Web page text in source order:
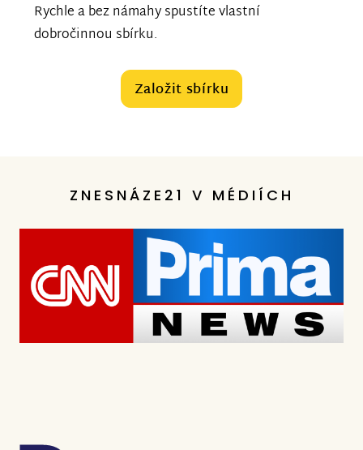
Rychle a bez námahy spustíte vlastní
dobročinnou sbírku.
Založit sbírku
ZNESNÁZE21 V MÉDIÍCH